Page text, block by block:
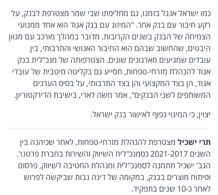
כמו ישראל אנגל בזמנו, גם מחליפתו שבי שמר מצטרפת לבנק, על
רקע חיבור עם בנק אחר. "המיזוג עם בנק אגוד הוא אחד ממנועי
הצמיחה של הבנק בשנים הקרובות. מדובר במהלך מורכב עם מגוון
היבטים, שהחשוב שבהם הוא החיבור האנושי והתרבותי, בין
עובדים שמגיעים מארגונים שונים. הצטרפותה של מנכ"לית בנק
אגוד להנהלת מזרחי-טפחות, תסייע גם בקליטה מיטבית של עובדי
אגוד, הן בצד המקצועי והן בצד התרבותי, על בסיס הערכים
המשותפים לשני הבנקים", אמר משה לארי, בישיבת הדירקטוריון.
יצוין, כי המינוי כפוף לאישור בנק ישראל.
תרי ישכיל מצטרפת להנהלת מזרחי-טפחות, לאחר שכיהנה בין
השנים 2021-2017 כסמנכ"לית השיווק והשירות בחברת פרטנר.
הגב' ישכיל תתמנה לסמנכ"לית ומנהלת החטיבה לשיווק, פרסום
ופיתוח מוצרים בבנק, במקומה של דינה נבות שביקשה לפרוש
לאחר כ-10 שנים בתפקיד.